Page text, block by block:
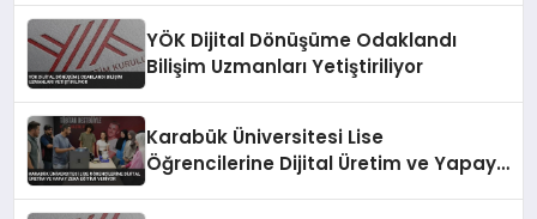
YÖK Dijital Dönüşüme Odaklandı
Bilişim Uzmanları Yetiştiriliyor
Karabük Üniversitesi Lise
Öğrencilerine Dijital Üretim ve Yapay